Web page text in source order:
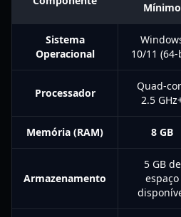
Mínimo
Sistema
Operacional
10/11
Processador
Quad-
2.5
Memória (RAM) 8 GB
Armazenamento
5 GB de
espaço